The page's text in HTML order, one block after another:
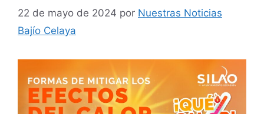
22 de mayo de 2024 por Nuestras Noticias
Bajío Celaya